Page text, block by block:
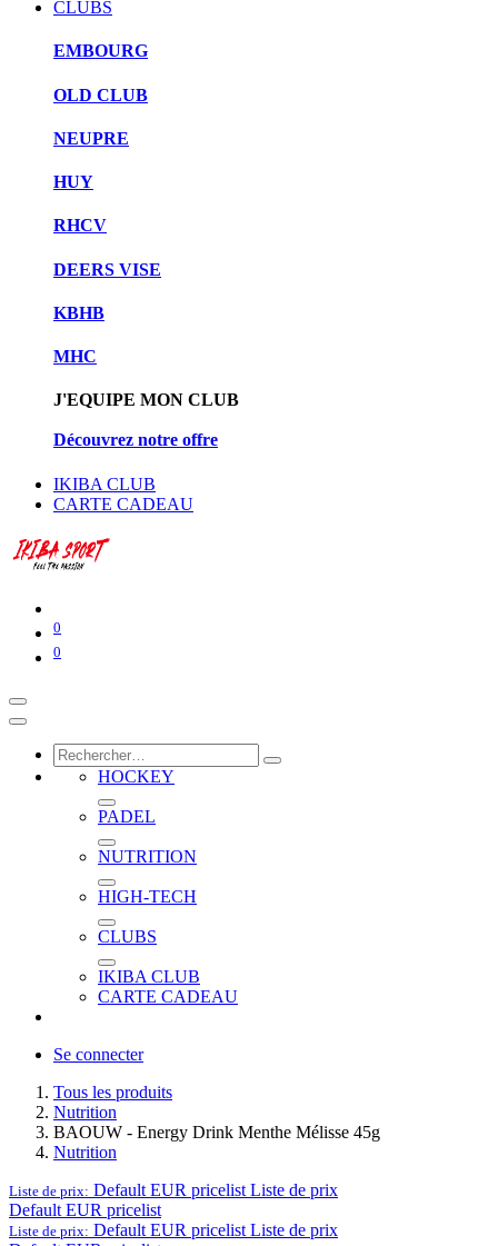
CLUBS
EMBOURG
OLD CLUB
NEUPRE
HUY
RHCV
DEERS VISE
KBHB
MHC
J'EQUIPE MON CLUB
Découvrez notre offre
IKIBA CLUB
CARTE CADEAU
0
0
HOCKEY
PADEL
NUTRITION
HIGH-TECH
CLUBS
IKIBA CLUB
CARTE CADEAU
Se connecter
Tous les produits
Nutrition
BAOUW - Energy Drink Menthe Mélisse 45g
Nutrition
Liste de prix: Default EUR pricelist Liste de prix
Default EUR pricelist
Liste de prix: Default EUR pricelist Liste de prix